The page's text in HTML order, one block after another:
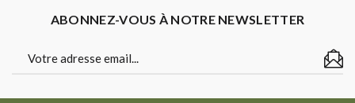
ABONNEZ-VOUS À NOTRE NEWSLETTER